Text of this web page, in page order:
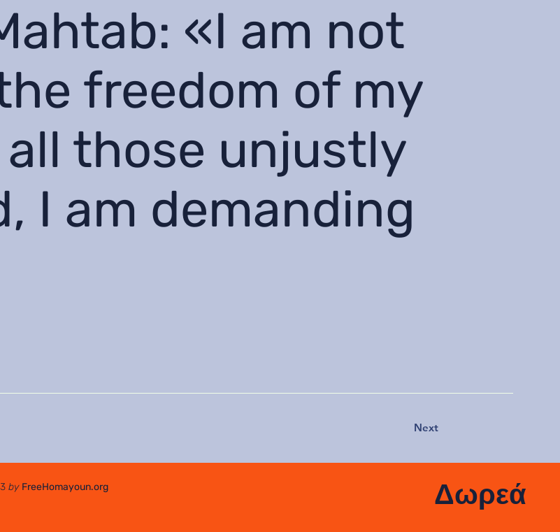
«I am not
freedom of my
those unjustly
I am demanding
Next
Δωρεά
by FreeHomayoun.org